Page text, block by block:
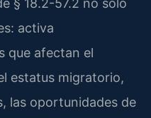
§ 18.2-57.2 no solo
activa
que afectan el
estatus migratorio,
las oportunidades de